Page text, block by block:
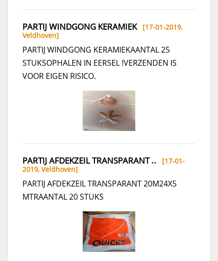
PARTIJ WINDGONG KERAMIEK[17-01-2019,
Veldhoven]
PARTIJ WINDGONG KERAMIEKAANTAL 25
STUKSOPHALEN IN EERSEL !VERZENDEN IS
VOOR EIGEN RISICO.
PARTIJ AFDEKZEIL TRANSPARANT .. [17-01-
2019, Veldhoven]
PARTIJ AFDEKZEIL TRANSPARANT 20M24X5
MTRAANTAL 20 STUKS